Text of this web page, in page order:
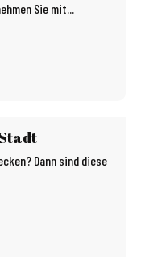
Sie mit...
Dann sind diese